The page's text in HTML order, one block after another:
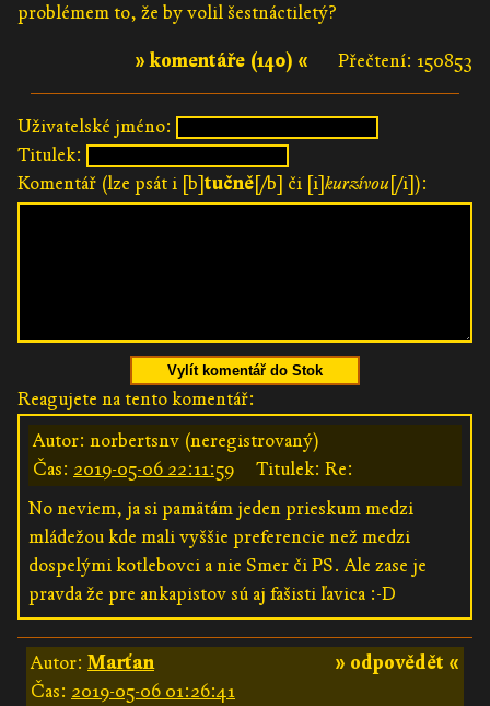
problémem to, že by volil šestnáctiletý?
Přečtení: 150853
» komentáře (140) «
Uživatelské jméno:
Titulek:
Komentář (lze psát i [b]tučně[/b] či [i]kurzívou[/i]):
Vylít komentář do Stok
Reagujete na tento komentář:
Autor: norbertsnv (neregistrovaný)
Čas: 2019-05-06 22:11:59
Titulek: Re:
No neviem, ja si pamätám jeden prieskum medzi
mládežou kde mali vyššie preferencie než medzi
dospelými kotlebovci a nie Smer či PS. Ale zase je
pravda že pre ankapistov sú aj fašisti ľavica :-D
» odpovědět «
Autor: Marťan
Čas: 2019-05-06 01:26:41